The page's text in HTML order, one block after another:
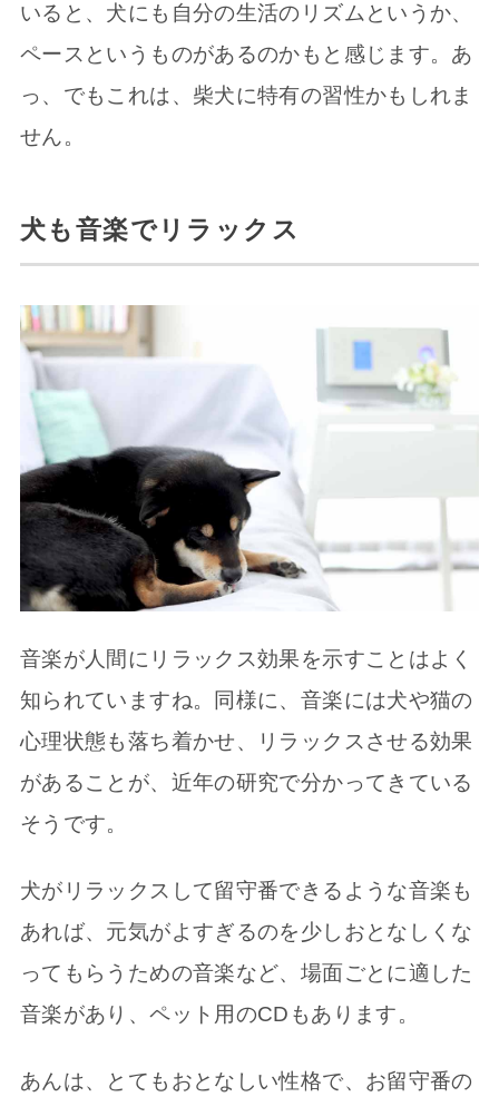
いると、犬にも自分の生活のリズムというか、
ペースというものがあるのかもと感じます。あ
っ、でもこれは、柴犬に特有の習性かもしれま
せん。
犬も音楽でリラックス
音楽が人間にリラックス効果を示すことはよく
知られていますね。同様に、音楽には犬や猫の
心理状態も落ち着かせ、リラックスさせる効果
があることが、近年の研究で分かってきている
そうです。
犬がリラックスして留守番できるような音楽も
あれば、元気がよすぎるのを少しおとなしくな
ってもらうための音楽など、場面ごとに適した
音楽があり、ペット用のCDもあります。
あんは、とてもおとなしい性格で、お留守番の